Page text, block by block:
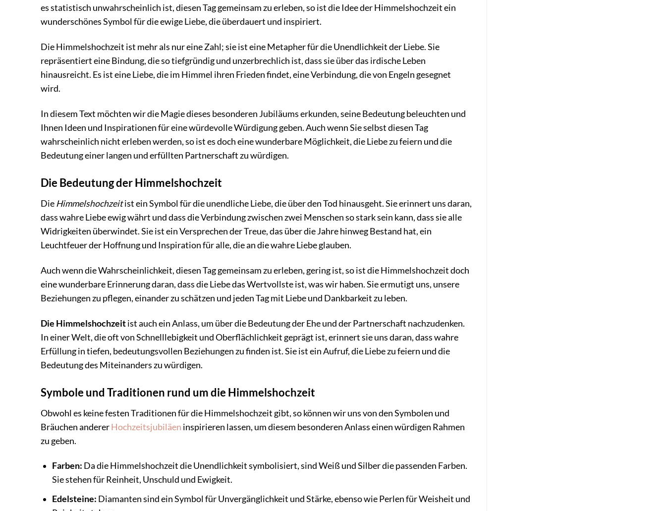
es statistisch unwahrscheinlich ist, diesen Tag gemeinsam zu erleben, so ist die Idee der Himmelshochzeit ein
wunderschönes Symbol für die ewige Liebe, die überdauert und inspiriert.
Die Himmelshochzeit ist mehr als nur eine Zahl; sie ist eine Metapher für die Unendlichkeit der Liebe. Sie
repräsentiert eine Bindung, die so tiefgründig und unzerbrechlich ist, dass sie über das irdische Leben
hinausreicht. Es ist eine Liebe, die im Himmel ihren Frieden findet, eine Verbindung, die von Engeln gesegnet
wird.
In diesem Text möchten wir die Magie dieses besonderen Jubiläums erkunden, seine Bedeutung beleuchten und
Ihnen Ideen und Inspirationen für eine würdevolle Würdigung geben. Auch wenn Sie selbst diesen Tag
wahrscheinlich nicht erleben werden, so ist es doch eine wunderbare Möglichkeit, die Liebe zu feiern und die
Bedeutung einer langen und erfüllten Partnerschaft zu würdigen.
Die Bedeutung der Himmelshochzeit
DieHimmelshochzeitist ein Symbol für die unendliche Liebe, die über den Tod hinausgeht. Sie erinnert uns daran,
dass wahre Liebe ewig währt und dass die Verbindung zwischen zwei Menschen so stark sein kann, dass sie alle
Widrigkeiten überwindet. Sie ist ein Versprechen der Treue, das über die Jahre hinweg Bestand hat, ein
Leuchtfeuer der Hoffnung und Inspiration für alle, die an die wahre Liebe glauben.
Auch wenn die Wahrscheinlichkeit, diesen Tag gemeinsam zu erleben, gering ist, so ist die Himmelshochzeit doch
eine wunderbare Erinnerung daran, dass die Liebe das Wertvollste ist, was wir haben. Sie ermutigt uns, unsere
Beziehungen zu pflegen, einander zu schätzen und jeden Tag mit Liebe und Dankbarkeit zu leben.
Die Himmelshochzeitist auch ein Anlass, um über die Bedeutung der Ehe und der Partnerschaft nachzudenken.
In einer Welt, die oft von Schnelllebigkeit und Oberflächlichkeit geprägt ist, erinnert sie uns daran, dass wahre
Erfüllung in tiefen, bedeutungsvollen Beziehungen zu finden ist. Sie ist ein Aufruf, die Liebe zu feiern und die
Bedeutung des Miteinanders zu würdigen.
Symbole und Traditionen rund um die Himmelshochzeit
Obwohl es keine festen Traditionen für die Himmelshochzeit gibt, so können wir uns von den Symbolen und
Bräuchen andererHochzeitsjubiläen inspirieren lassen, um diesem besonderen Anlass einen würdigen Rahmen
zu geben.
Farben: Da die Himmelshochzeit die Unendlichkeit symbolisiert, sind Weiß und Silber die passenden Farben.
Sie stehen für Reinheit, Unschuld und Ewigkeit.
Edelsteine: Diamanten sind ein Symbol für Unvergänglichkeit und Stärke, ebenso wie Perlen für Weisheit und